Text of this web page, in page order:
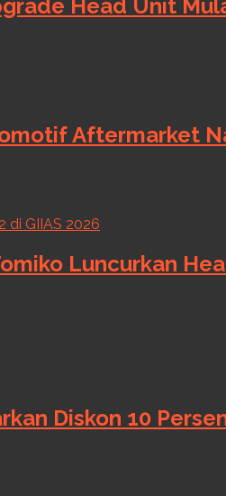
Head Unit
Aftermarket
Luncurkan
Diskon 10